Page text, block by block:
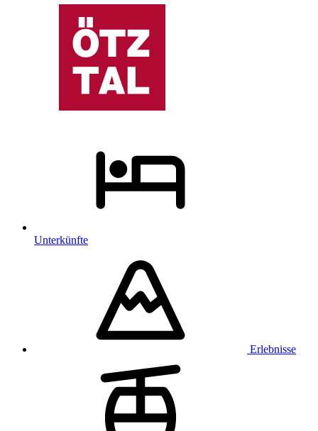
Unterkünfte
Erlebnisse